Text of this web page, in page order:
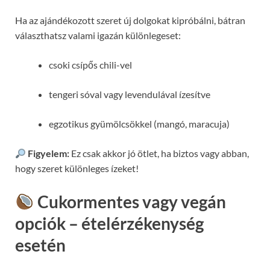
Ha az ajándékozott szeret új dolgokat kipróbálni, bátran
választhatsz valami igazán különlegeset:
csoki csípős chili-vel
tengeri sóval vagy levendulával ízesítve
egzotikus gyümölcsökkel (mangó, maracuja)
Figyelem: Ez csak akkor jó ötlet, ha biztos vagy abban,
hogy szeret különleges ízeket!
Cukormentes vagy vegán
opciók – ételérzékenység
esetén